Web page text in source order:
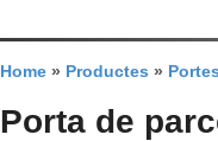
Home » Productes »
Porta de